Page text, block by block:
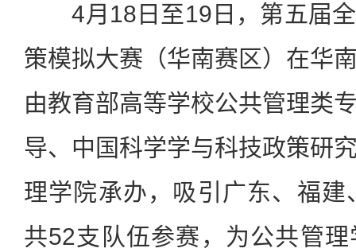
4月18日至19日，第五届全
策模拟大赛（华南赛区）在华
由教育部高等学校公共管理类
导、中国科学学与科技政策研
理学院承办，吸引广东、福
共52支队伍参赛，为公共管